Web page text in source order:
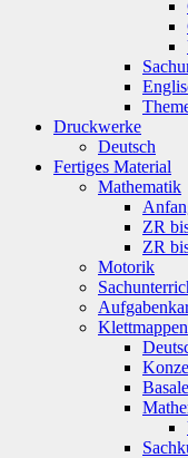
Druckwerke
Deutsch
Fertiges Material
Mathematik
ZR
ZR
Motorik
Klettmappen